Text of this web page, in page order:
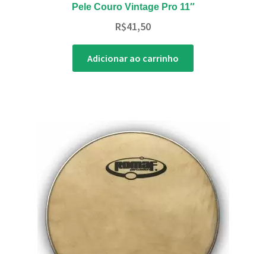
Pele Couro Vintage Pro 11″
R$41,50
Adicionar ao carrinho